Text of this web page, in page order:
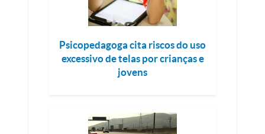
Psicopedagoga cita riscos do uso
excessivo de telas por crianças e
jovens